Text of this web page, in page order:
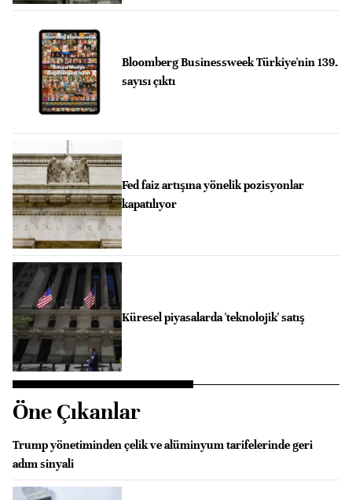
Bloomberg Businessweek Türkiye'nin 139.
sayısı çıktı
Fed faiz artışına yönelik pozisyonlar
kapatılıyor
Küresel piyasalarda 'teknolojik' satış
Öne Çıkanlar
Trump yönetiminden çelik ve alüminyum tarifelerinde geri
adım sinyali